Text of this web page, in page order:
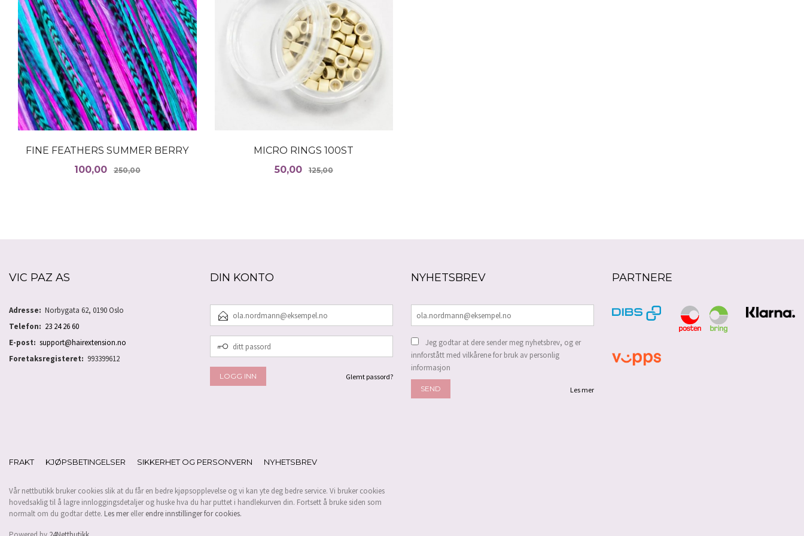
FINE FEATHERS SUMMER BERRY
Tilbud
100,00 250,00Rabatt
MICRO RINGS 100ST
Tilbud
50,00 125,00Rabatt
VIC PAZ AS
Adresse: Norbygata 62, 0190 Oslo
Telefon: 23 24 26 60
E-post: support@hairextension.no
Foretaksregisteret: 993399612
DIN KONTO
POSTADRESSE
PASSORD
Glemt passord?
NYHETSBREV
Jeg godtar at dere sender meg nyhetsbrev, og er
innforstått med vilkårene for bruk av personlig
informasjon
Les mer
PARTNERE
FRAKT KJØPSBETINGELSER SIKKERHET OG PERSONVERN NYHETSBREV
Vår nettbutikk bruker cookies slik at du får en bedre kjøpsopplevelse og vi kan yte deg bedre service. Vi bruker cookies
hovedsaklig til å lagre innloggingsdetaljer og huske hva du har puttet i handlekurven din. Fortsett å bruke siden som
normalt om du godtar dette. Les merellerendre innstillinger for cookies.